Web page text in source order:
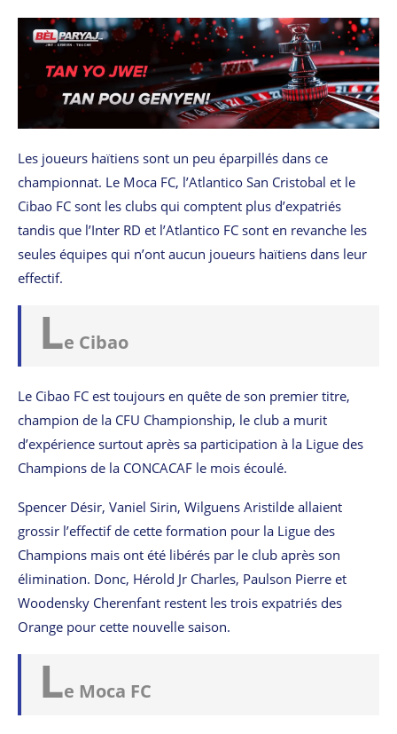
Les joueurs haïtiens sont un peu éparpillés dans ce
championnat. Le Moca FC, l’Atlantico San Cristobal et le
Cibao FC sont les clubs qui comptent plus d’expatriés
tandis que l’Inter RD et l’Atlantico FC sont en revanche les
seules équipes qui n’ont aucun joueurs haïtiens dans leur
effectif.
Le Cibao
Le Cibao FC est toujours en quête de son premier titre,
champion de la CFU Championship, le club a murit
d’expérience surtout après sa participation à la Ligue des
Champions de la CONCACAF le mois écoulé.
Spencer Désir, Vaniel Sirin, Wilguens Aristilde allaient
grossir l’effectif de cette formation pour la Ligue des
Champions mais ont été libérés par le club après son
élimination. Donc, Hérold Jr Charles, Paulson Pierre et
Woodensky Cherenfant restent les trois expatriés des
Orange pour cette nouvelle saison.
Le Moca FC